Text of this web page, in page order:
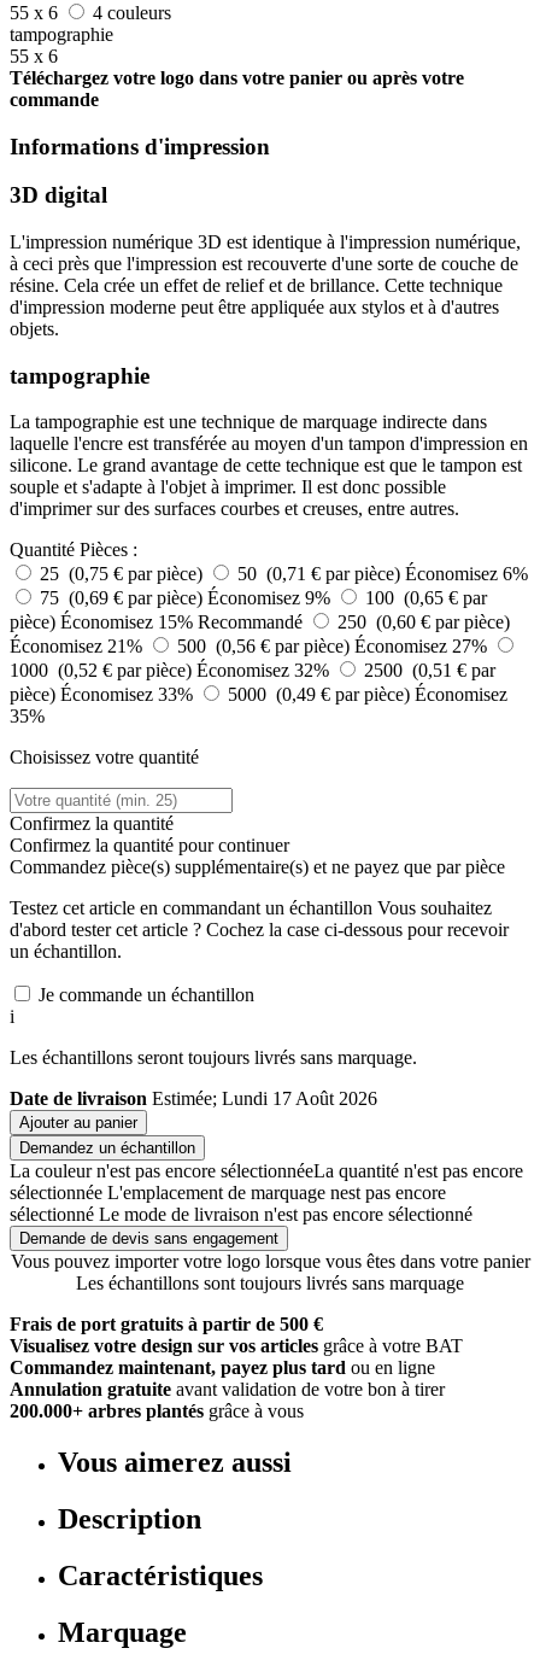
55 x 6
4 couleurs
tampographie
55 x 6
Téléchargez votre logo dans votre panier ou après votre
commande
Informations d'impression
3D digital
L'impression numérique 3D est identique à l'impression numérique,
à ceci près que l'impression est recouverte d'une sorte de couche de
résine. Cela crée un effet de relief et de brillance. Cette technique
d'impression moderne peut être appliquée aux stylos et à d'autres
objets.
tampographie
La tampographie est une technique de marquage indirecte dans
laquelle l'encre est transférée au moyen d'un tampon d'impression en
silicone. Le grand avantage de cette technique est que le tampon est
souple et s'adapte à l'objet à imprimer. Il est donc possible
d'imprimer sur des surfaces courbes et creuses, entre autres.
Quantité Pièces :
25 (0,75 € par pièce)
50 (0,71 € par pièce) Économisez 6%
75 (0,69 € par pièce) Économisez 9%
100 (0,65 € par
pièce) Économisez 15% Recommandé
250 (0,60 € par pièce)
Économisez 21%
500 (0,56 € par pièce) Économisez 27%
1000 (0,52 € par pièce) Économisez 32%
2500 (0,51 € par
pièce) Économisez 33% 5000 (0,49 € par pièce) Économisez
35%
Choisissez votre quantité
Confirmez la quantité
Confirmez la quantité pour continuer
Commandez pièce(s) supplémentaire(s) et ne payez que par pièce
Testez cet article en commandant un échantillon Vous souhaitez
d'abord tester cet article ? Cochez la case ci-dessous pour recevoir
un échantillon.
Je commande un échantillon
i
Les échantillons seront toujours livrés sans marquage.
Date de livraison Estimée; Lundi 17 Août 2026
Ajouter au panier
Demandez un échantillon
La couleur n'est pas encore sélectionnéeLa quantité n'est pas encore
sélectionnée L'emplacement de marquage nest pas encore
sélectionné Le mode de livraison n'est pas encore sélectionné
Demande de devis sans engagement
Vous pouvez importer votre logo lorsque vous êtes dans votre panier
Les échantillons sont toujours livrés sans marquage
Frais de port gratuits à partir de 500 €
Visualisez votre design sur vos articles grâce à votre BAT
Commandez maintenant, payez plus tard ou en ligne
Annulation gratuite avant validation de votre bon à tirer
200.000+ arbres plantés grâce à vous
Vous aimerez aussi
Description
Caractéristiques
Marquage